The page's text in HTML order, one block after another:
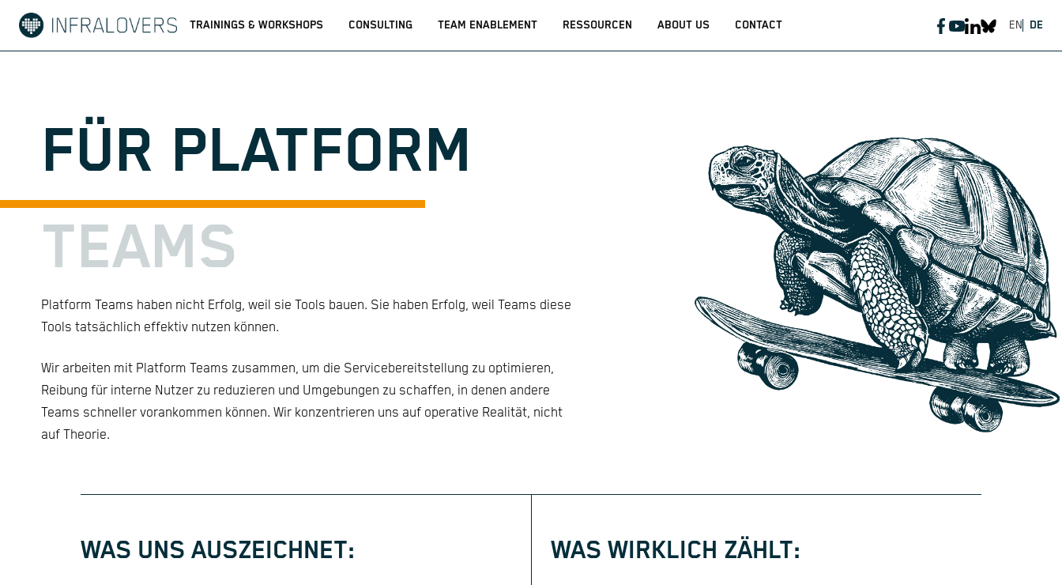
TRAININGS & WORKSHOPS CONSULTING TEAM ENABLEMENT RESSOURCEN ABOUT US CONTACT DE
EN
FÜR PLATFORM
TEAMS
Platform Teams haben nicht Erfolg, weil sie Tools bauen. Sie haben Erfolg, weil Teams diese
Tools tatsächlich effektiv nutzen können.
Wir arbeiten mit Platform Teams zusammen, um die Servicebereitstellung zu optimieren,
Reibung für interne Nutzer zu reduzieren und Umgebungen zu schaffen, in denen andere
Teams schneller vorankommen können. Wir konzentrieren uns auf operative Realität, nicht
auf Theorie.
WAS UNS AUSZEICHNET: WAS WIRKLICH ZÄHLT: